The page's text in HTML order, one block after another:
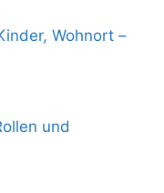
Wohnort –
und